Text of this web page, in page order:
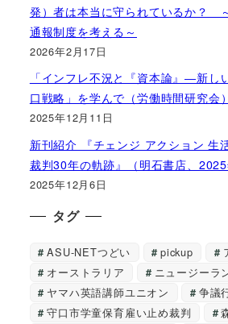
発）者は本当に守られているか？
通報制度を考える～
2026年2月17日
「インフレ不況と『資本論』―新し
口戦略」を学んで（労働時間研究会）
2025年12月11日
新刊紹介 『チェンジ アクション 生
裁判30年の軌跡』（明石書店、2025
2025年12月6日
タグ
ASU-NETつどい pickup
オーストラリア
ニュージーラ
ヤマハ英語講師ユニオン
争議
守口市学童保育雇い止め裁判